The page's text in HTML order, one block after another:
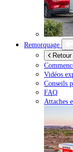
Remorquage
Vidéos
Conseils
FAQ
Attaches